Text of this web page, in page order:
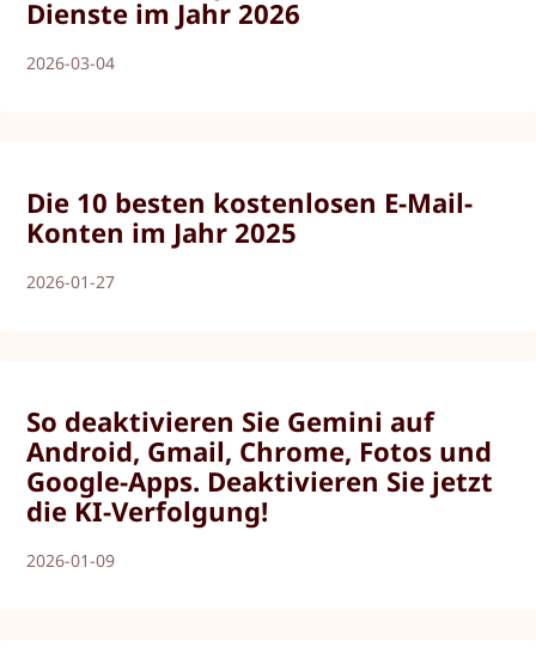
Dienste im Jahr 2026
2026-03-04
Die 10 besten kostenlosen E-Mail-
Konten im Jahr 2025
2026-01-27
So deaktivieren Sie Gemini auf
Android, Gmail, Chrome, Fotos und
Google-Apps. Deaktivieren Sie jetzt
die KI-Verfolgung!
2026-01-09